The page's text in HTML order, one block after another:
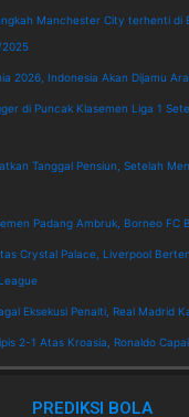
Manchester City terhenti di
2026, Indonesia Akan Dijamu
di Puncak Klasemen Liga 1
Tanggal Pensiun, Setelah
Padang Ambruk, Borneo FC
Crystal Palace, Liverpool
Eksekusi Penalti, Real Madrid
2-1 Atas Kroasia, Ronaldo
PREDIKSI BOLA